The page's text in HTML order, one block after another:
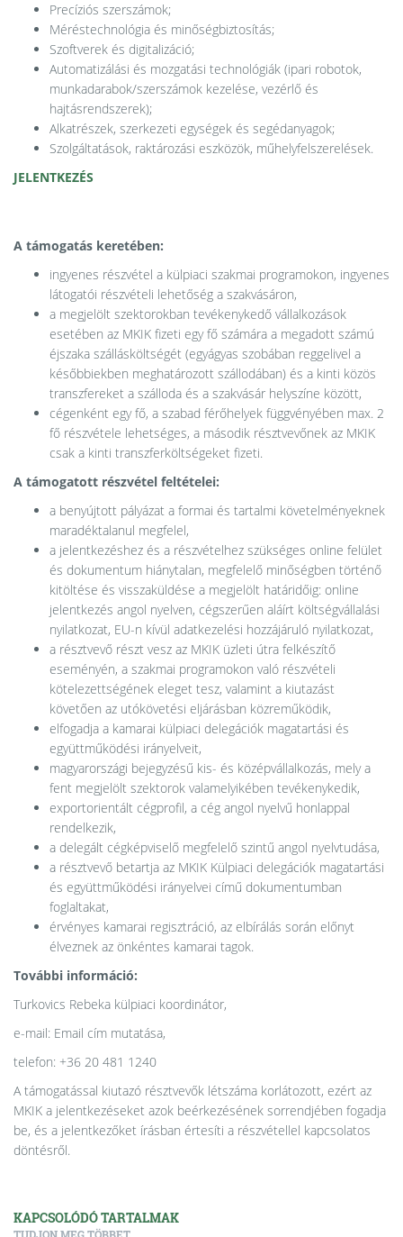
Precíziós szerszámok;
Méréstechnológia és minőségbiztosítás;
Szoftverek és digitalizáció;
Automatizálási és mozgatási technológiák (ipari robotok,
munkadarabok/szerszámok kezelése, vezérlő és
hajtásrendszerek);
Alkatrészek, szerkezeti egységek és segédanyagok;
Szolgáltatások, raktározási eszközök, műhelyfelszerelések.
JELENTKEZÉS
A támogatás keretében:
ingyenes részvétel a külpiaci szakmai programokon, ingyenes
látogatói részvételi lehetőség a szakvásáron,
a megjelölt szektorokban tevékenykedő vállalkozások
esetében az MKIK fizeti egy fő számára a megadott számú
éjszaka szállásköltségét (egyágyas szobában reggelivel a
későbbiekben meghatározott szállodában) és a kinti közös
transzfereket a szálloda és a szakvásár helyszíne között,
cégenként egy fő, a szabad férőhelyek függvényében max. 2
fő részvétele lehetséges, a második résztvevőnek az MKIK
csak a kinti transzferköltségeket fizeti.
A támogatott részvétel feltételei:
a benyújtott pályázat a formai és tartalmi követelményeknek
maradéktalanul megfelel,
a jelentkezéshez és a részvételhez szükséges online felület
és dokumentum hiánytalan, megfelelő minőségben történő
kitöltése és visszaküldése a megjelölt határidőig: online
jelentkezés angol nyelven, cégszerűen aláírt költségvállalási
nyilatkozat, EU-n kívül adatkezelési hozzájáruló nyilatkozat,
a résztvevő részt vesz az MKIK üzleti útra felkészítő
eseményén, a szakmai programokon való részvételi
kötelezettségének eleget tesz, valamint a kiutazást
követően az utókövetési eljárásban közreműködik,
elfogadja a kamarai külpiaci delegációk magatartási és
együttműködési irányelveit,
magyarországi bejegyzésű kis- és középvállalkozás, mely a
fent megjelölt szektorok valamelyikében tevékenykedik,
exportorientált cégprofil, a cég angol nyelvű honlappal
rendelkezik,
a delegált cégképviselő megfelelő szintű angol nyelvtudása,
a résztvevő betartja az MKIK Külpiaci delegációk magatartási
és együttműködési irányelvei című dokumentumban
foglaltakat,
érvényes kamarai regisztráció, az elbírálás során előnyt
élveznek az önkéntes kamarai tagok.
További információ:
Turkovics Rebeka külpiaci koordinátor,
e-mail: Email cím mutatása,
telefon: +36 20 481 1240
A támogatással kiutazó résztvevők létszáma korlátozott, ezért az
MKIK a jelentkezéseket azok beérkezésének sorrendjében fogadja
be, és a jelentkezőket írásban értesíti a részvétellel kapcsolatos
döntésről.
KAPCSOLÓDÓ TARTALMAK